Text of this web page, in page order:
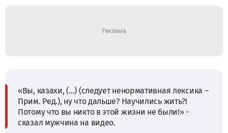
«Вы, казахи, (…) (следует ненормативная лексика –
Прим. Ред.), ну что дальше? Научились жить?!
Потому что вы никто в этой жизни не были!» -
сказал мужчина на видео.